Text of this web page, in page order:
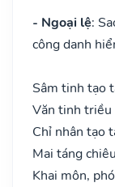
- Ngoại lệ:
công danh
Sâm tinh tạo
Văn tinh triều
Chỉ nhân tạo
Mai táng
Khai môn,